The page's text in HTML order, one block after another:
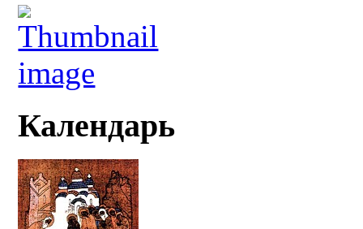
Календарь